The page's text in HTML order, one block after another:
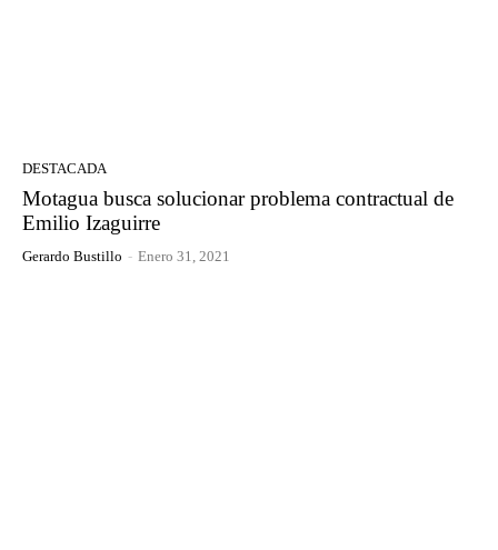
DESTACADA
Motagua busca solucionar problema contractual de
Emilio Izaguirre
Gerardo Bustillo - Enero 31, 2021